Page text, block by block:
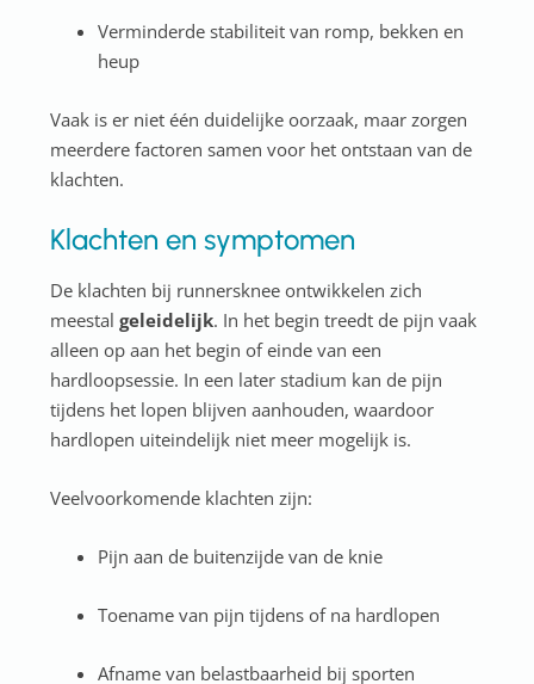
Verminderde stabiliteit van romp, bekken en
heup
Vaak is er niet één duidelijke oorzaak, maar zorgen
meerdere factoren samen voor het ontstaan van de
klachten.
Klachten en symptomen
De klachten bij runnersknee ontwikkelen zich
meestal geleidelijk. In het begin treedt de pijn vaak
alleen op aan het begin of einde van een
hardloopsessie. In een later stadium kan de pijn
tijdens het lopen blijven aanhouden, waardoor
hardlopen uiteindelijk niet meer mogelijk is.
Veelvoorkomende klachten zijn:
Pijn aan de buitenzijde van de knie
Toename van pijn tijdens of na hardlopen
Afname van belastbaarheid bij sporten